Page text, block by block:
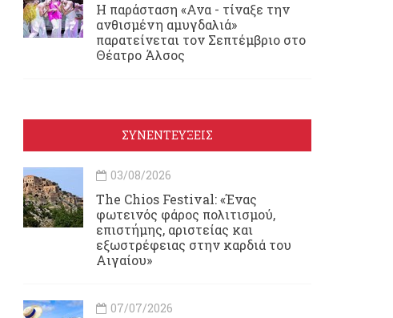
Η παράσταση «Ανα - τίναξε την
ανθισμένη αμυγδαλιά»
παρατείνεται τον Σεπτέμβριο στο
Θέατρο Άλσος
ΣΥΝΕΝΤΕΥΞΕΙΣ
03/08/2026
Τhe Chios Festival: «Ένας
φωτεινός φάρος πολιτισμού,
επιστήμης, αριστείας και
εξωστρέφειας στην καρδιά του
Αιγαίου»
07/07/2026